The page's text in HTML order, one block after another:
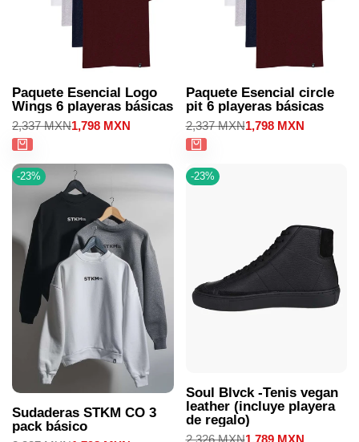
Paquete Esencial Logo
Wings 6 playeras básicas
Precio
regular
2,337 MXNPrecio
1,798 MXN
Paquete Esencial circle
pit 6 playeras básicas
Precio
regular
2,337 MXNPrecio
1,798 MXN
-23%
Sudaderas STKM CO 3
pack básico
-23%
Soul Blvck -Tenis vegan
leather (incluye playera
de regalo)
Precio
2,326 MXNPrecio
1,789 MXN